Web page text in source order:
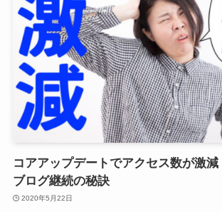
コアアップデートでアクセス数が激
ブログ継続の秘訣
2020年5月22日